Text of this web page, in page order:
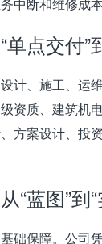
中断和维修成
点交付”
计、施工、运
资质、建筑机
方案设计、投
“蓝图”到
础保障。公司